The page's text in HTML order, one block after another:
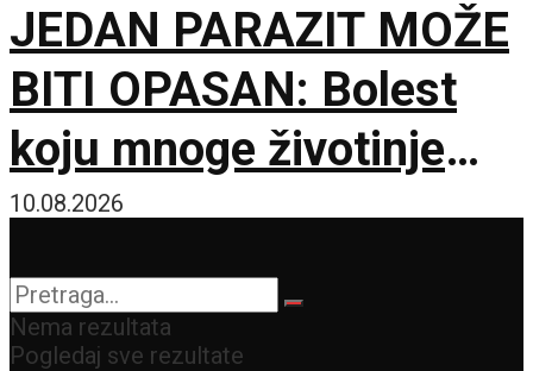
JEDAN PARAZIT MOŽE
BITI OPASAN: Bolest
koju mnoge životinje
jedva primete za torbare
može biti kobna
10.08.2026
Nema rezultata
Pogledaj sve rezultate